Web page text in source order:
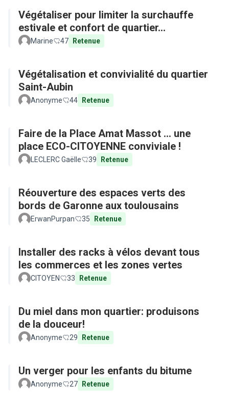
Végétaliser pour limiter la surchauffe
estivale et confort de quartier...
Marine 47 Retenue
Végétalisation et convivialité du quartier
Saint-Aubin
Anonyme 44 Retenue
Faire de la Place Amat Massot ... une
place ECO-CITOYENNE conviviale !
LECLERC Gaëlle 39 Retenue
Réouverture des espaces verts des
bords de Garonne aux toulousains
ErwanPurpan 35 Retenue
Installer des racks à vélos devant tous
les commerces et les zones vertes
CITOYEN 33 Retenue
Du miel dans mon quartier: produisons
de la douceur!
Anonyme 29 Retenue
Un verger pour les enfants du bitume
Anonyme 27 Retenue